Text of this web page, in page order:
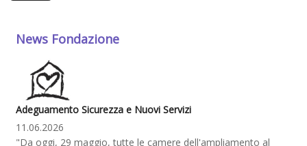
News Fondazione
Adeguamento Sicurezza e Nuovi Servizi
11.06.2026
"Da oggi, 29 maggio, tutte le camere dell'ampliamento al